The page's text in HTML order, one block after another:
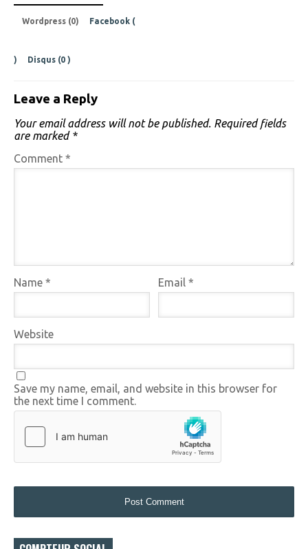
Wordpress (0) Facebook (
) Disqus (0 )
Leave a Reply
Your email address will not be published. Required fields
are marked *
Comment *
Name * Email*
Website
Save my name, email, and website in this browser for
the next time I comment.